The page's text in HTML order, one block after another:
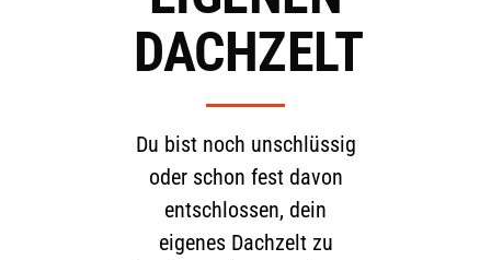
DACHZELT
Du bist noch unschlüssig
oder schon fest davon
entschlossen, dein
eigenes Dachzelt zu